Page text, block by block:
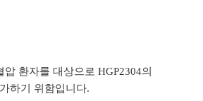
환자를 대상으로 HGP2304의
하기 위함입니다.